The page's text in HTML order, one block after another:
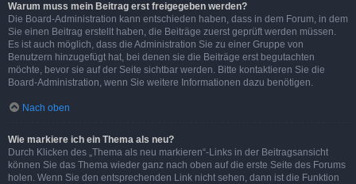
Warum muss mein Beitrag erst freigegeben werden?
Die Board-Administration kann entschieden haben, dass in dem Forum, in dem
Sie einen Beitrag erstellt haben, die Beiträge zuerst geprüft werden müssen.
Es ist auch möglich, dass die Administration Sie zu einer Gruppe von
Benutzern hinzugefügt hat, bei denen sie die Beiträge erst begutachten
möchte, bevor sie auf der Seite sichtbar werden. Bitte kontaktieren Sie die
Board-Administration, wenn Sie weitere Informationen dazu benötigen.
Nach oben
Wie markiere ich ein Thema als neu?
Durch Klicken des „Thema als neu markieren“-Links in der Beitragsansicht
können Sie das Thema wieder ganz nach oben auf die erste Seite des Forums
holen. Wenn Sie den entsprechenden Link nicht sehen, dann ist die Funktion